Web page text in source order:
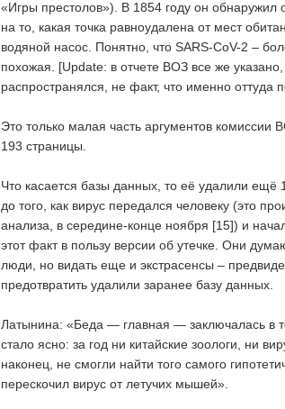
«Игры престолов»). В 1854 году он
на то, какая точка равноудалена от мест
водяной насос. Понятно, что SARS-CoV-2 –
похожая. [Update: в отчете ВОЗ все же
распространялся, не факт, что именно оттуда
Это только малая часть аргументов комиссии
193 страницы.
Что касается базы данных, то её удалили ещё
до того, как вирус передался человеку (это
анализа, в середине-конце ноября [15]) и
этот факт в пользу версии об утечке. Они
люди, но видать еще и экстрасенсы –
предотвратить удалили заранее базу данных.
Латынина: «Беда — главная — заключалась в
стало ясно: за год ни китайские зоологи, ни
наконец, не смогли найти того самого
перескочил вирус от летучих мышей».